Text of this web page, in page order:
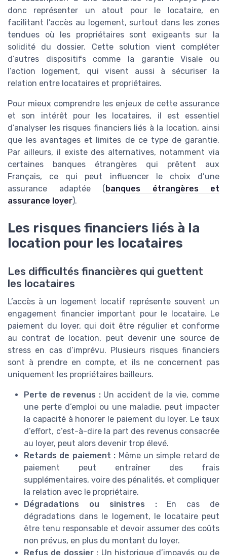
donc représenter un atout pour le locataire, en
facilitant l’accès au logement, surtout dans les zones
tendues où les propriétaires sont exigeants sur la
solidité du dossier. Cette solution vient compléter
d’autres dispositifs comme la garantie Visale ou
l’action logement, qui visent aussi à sécuriser la
relation entre locataires et propriétaires.
Pour mieux comprendre les enjeux de cette assurance
et son intérêt pour les locataires, il est essentiel
d’analyser les risques financiers liés à la location, ainsi
que les avantages et limites de ce type de garantie.
Par ailleurs, il existe des alternatives, notamment via
certaines banques étrangères qui prêtent aux
Français, ce qui peut influencer le choix d’une
assurance adaptée (banques étrangères et
assurance loyer).
Les risques financiers liés à la
location pour les locataires
Les difficultés financières qui guettent
les locataires
L’accès à un logement locatif représente souvent un
engagement financier important pour le locataire. Le
paiement du loyer, qui doit être régulier et conforme
au contrat de location, peut devenir une source de
stress en cas d’imprévu. Plusieurs risques financiers
sont à prendre en compte, et ils ne concernent pas
uniquement les propriétaires bailleurs.
Perte de revenus :Un accident de la vie, comme
une perte d’emploi ou une maladie, peut impacter
la capacité à honorer le paiement du loyer. Le taux
d’effort, c’est-à-dire la part des revenus consacrée
au loyer, peut alors devenir trop élevé.
Retards de paiement : Même un simple retard de
paiement peut entraîner des frais
supplémentaires, voire des pénalités, et compliquer
la relation avec le propriétaire.
Dégradations ou sinistres :En cas de
dégradations dans le logement, le locataire peut
être tenu responsable et devoir assumer des coûts
non prévus, en plus du montant du loyer.
Refus de dossier : Un historique d’impayés ou de